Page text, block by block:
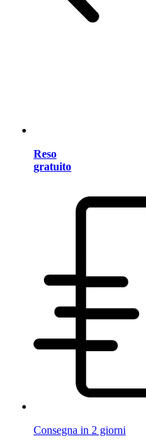
Reso
gratuito
Consegna in 2 giorni